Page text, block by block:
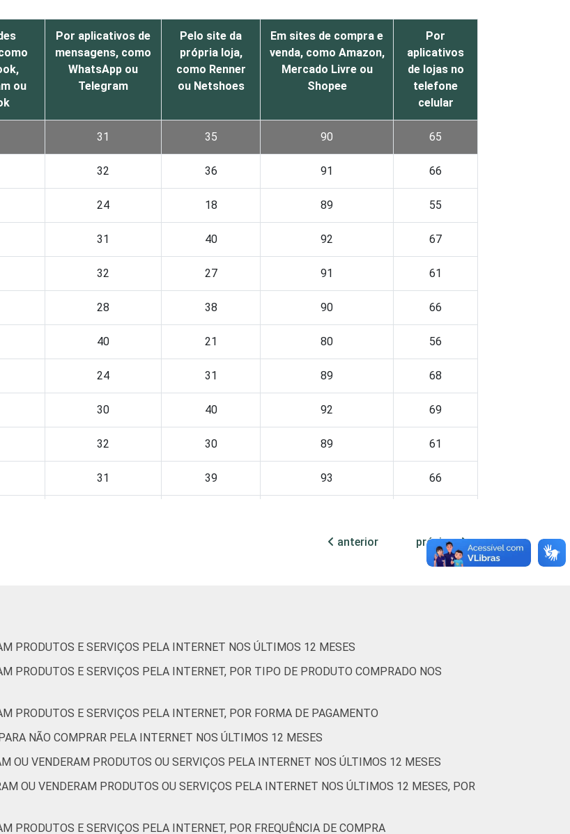
ou
Por aplicativos de
mensagens, como
WhatsApp ou
Telegram
Pelo site da
própria loja,
como Renner
ou Netshoes
Em sites de compra e
venda, como Amazon,
Mercado Livre ou
Shopee
Por
aplicativos
de lojas no
telefone
celular
31 35 90 65
32 36 91 66
24 18 89 55
31 40 92 67
32 27 91 61
28 38 90 66
40 21 80 56
24 31 89 68
30 40 92 69
32 30 89 61
31 39 93 66
88 64
3 6 93
25 15 87
32 27 88 61
anterior próxima
PRODUTOS E SERVIÇOS PELA INTERNET NOS ÚLTIMOS 12 MESES
PRODUTOS E SERVIÇOS PELA INTERNET, POR TIPO DE PRODUTO COMPRADO NOS
PRODUTOS E SERVIÇOS PELA INTERNET, POR FORMA DE PAGAMENTO
NÃO COMPRAR PELA INTERNET NOS ÚLTIMOS 12 MESES
OU VENDERAM PRODUTOS OU SERVIÇOS PELA INTERNET NOS ÚLTIMOS 12 MESES
OU VENDERAM PRODUTOS OU SERVIÇOS PELA INTERNET NOS ÚLTIMOS 12 MESES, POR
PRODUTOS E SERVIÇOS PELA INTERNET, POR FREQUÊNCIA DE COMPRA